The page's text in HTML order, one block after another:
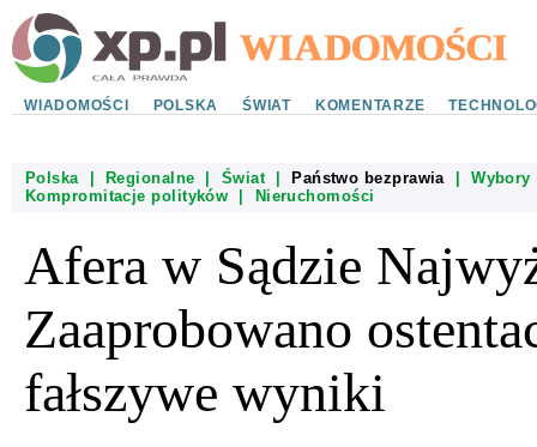
WIADOMOŚCI POLSKA ŚWIAT KOMENTARZE
Polska| Regionalne Świat| Państwo bezprawia|Wybory
Kompromitacje polityków
Nieruchomości
Afera w Sądzie
Zaaprobowano
fałszywe wyniki